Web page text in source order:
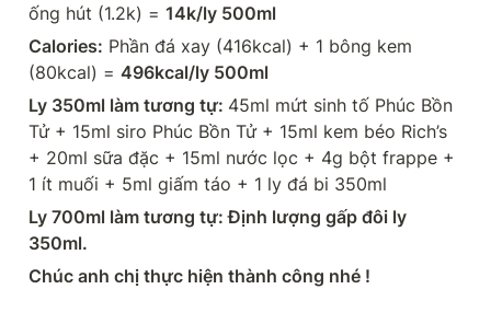
ống hút (1.2k) = 14k/ly 500ml
Calories: Phần đá xay (416kcal) + 1 bông kem
(80kcal) = 496kcal/ly 500ml
Ly 350ml làm tương tự: 45ml mứt sinh tố Phúc Bồn
Tử + 15ml siro Phúc Bồn Tử + 15ml kem béo Rich’s
+ 20ml sữa đặc + 15ml nước lọc + 4g bột frappe +
1 ít muối + 5ml giấm táo + 1 ly đá bi 350ml
Ly 700ml làm tương tự: Định lượng gấp đôi ly
350ml.
Chúc anh chị thực hiện thành công nhé !